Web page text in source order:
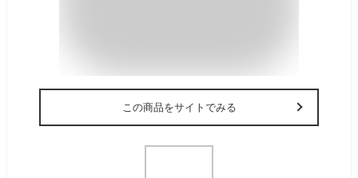
この商品をサイトでみる